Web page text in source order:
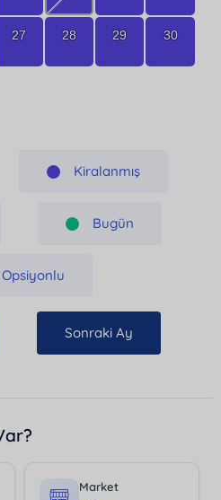
27 28 29 30
Kiralanmış
Bugün
Opsiyonlu
Sonraki Ay
Market